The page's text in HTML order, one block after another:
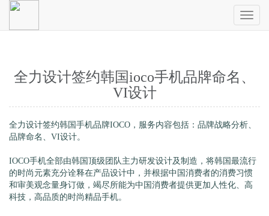
Toggle
全力设计签约韩国ioco手机品牌命名、
VI设计
全力设计签约韩国手机品牌IOCO，服务内容包括：品牌战略分析、
品牌命名、VI设计。
IOCO手机全部由韩国顶级团队主力研发设计及制造，将韩国最流行
的时尚元素充分诠释在产品设计中，并根据中国消费者的消费习惯
和审美观念量身订做，竭尽所能为中国消费者提供更加人性化、高
科技，高品质的时尚精品手机。